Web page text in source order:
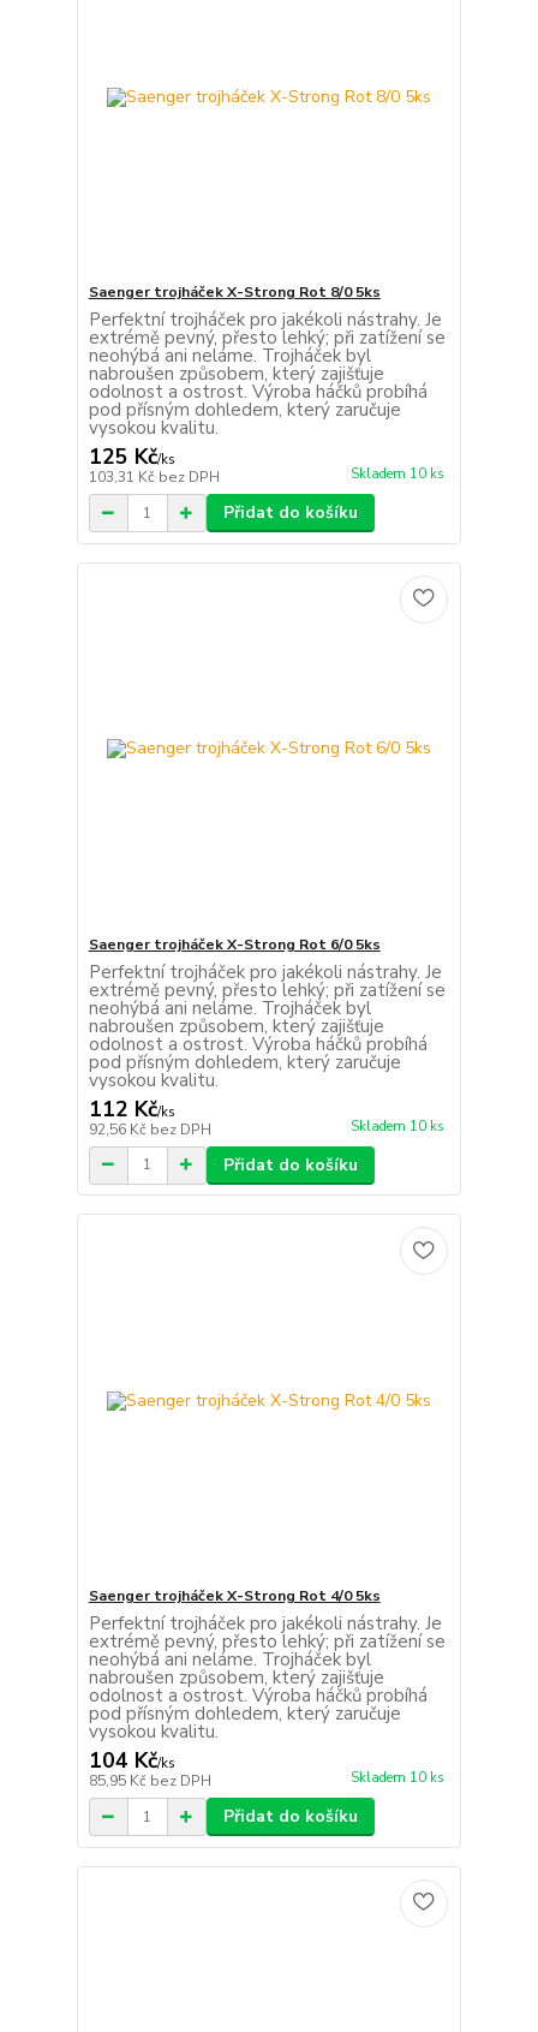
Saenger trojháček X-Strong Rot 8/0 5ks
Perfektní trojháček pro jakékoli nástrahy. Je
extrémě pevný, přesto lehký; při zatížení se
neohýbá ani neláme. Trojháček byl
nabroušen způsobem, který zajišťuje
odolnost a ostrost. Výroba háčků probíhá
pod přísným dohledem, který zaručuje
vysokou kvalitu.
125 Kč/ks
103,31 Kč bez DPH Skladem 10 ks
Přidat do košíku
Saenger trojháček X-Strong Rot 6/0 5ks
Perfektní trojháček pro jakékoli nástrahy. Je
extrémě pevný, přesto lehký; při zatížení se
neohýbá ani neláme. Trojháček byl
nabroušen způsobem, který zajišťuje
odolnost a ostrost. Výroba háčků probíhá
pod přísným dohledem, který zaručuje
vysokou kvalitu.
112 Kč/ks
92,56 Kč bez DPH Skladem 10 ks
Přidat do košíku
Saenger trojháček X-Strong Rot 4/0 5ks
Perfektní trojháček pro jakékoli nástrahy. Je
extrémě pevný, přesto lehký; při zatížení se
neohýbá ani neláme. Trojháček byl
nabroušen způsobem, který zajišťuje
odolnost a ostrost. Výroba háčků probíhá
pod přísným dohledem, který zaručuje
vysokou kvalitu.
104 Kč/ks
85,95 Kč bez DPH Skladem 10 ks
Přidat do košíku